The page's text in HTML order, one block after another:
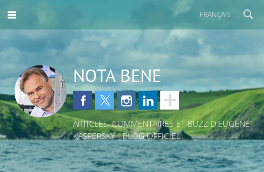
FRANÇAIS
NOTA BENE
ARTICLES, COMMENTAIRES ET BUZZ D'EUGENE
KASPERSKY - BLOG OFFICIEL